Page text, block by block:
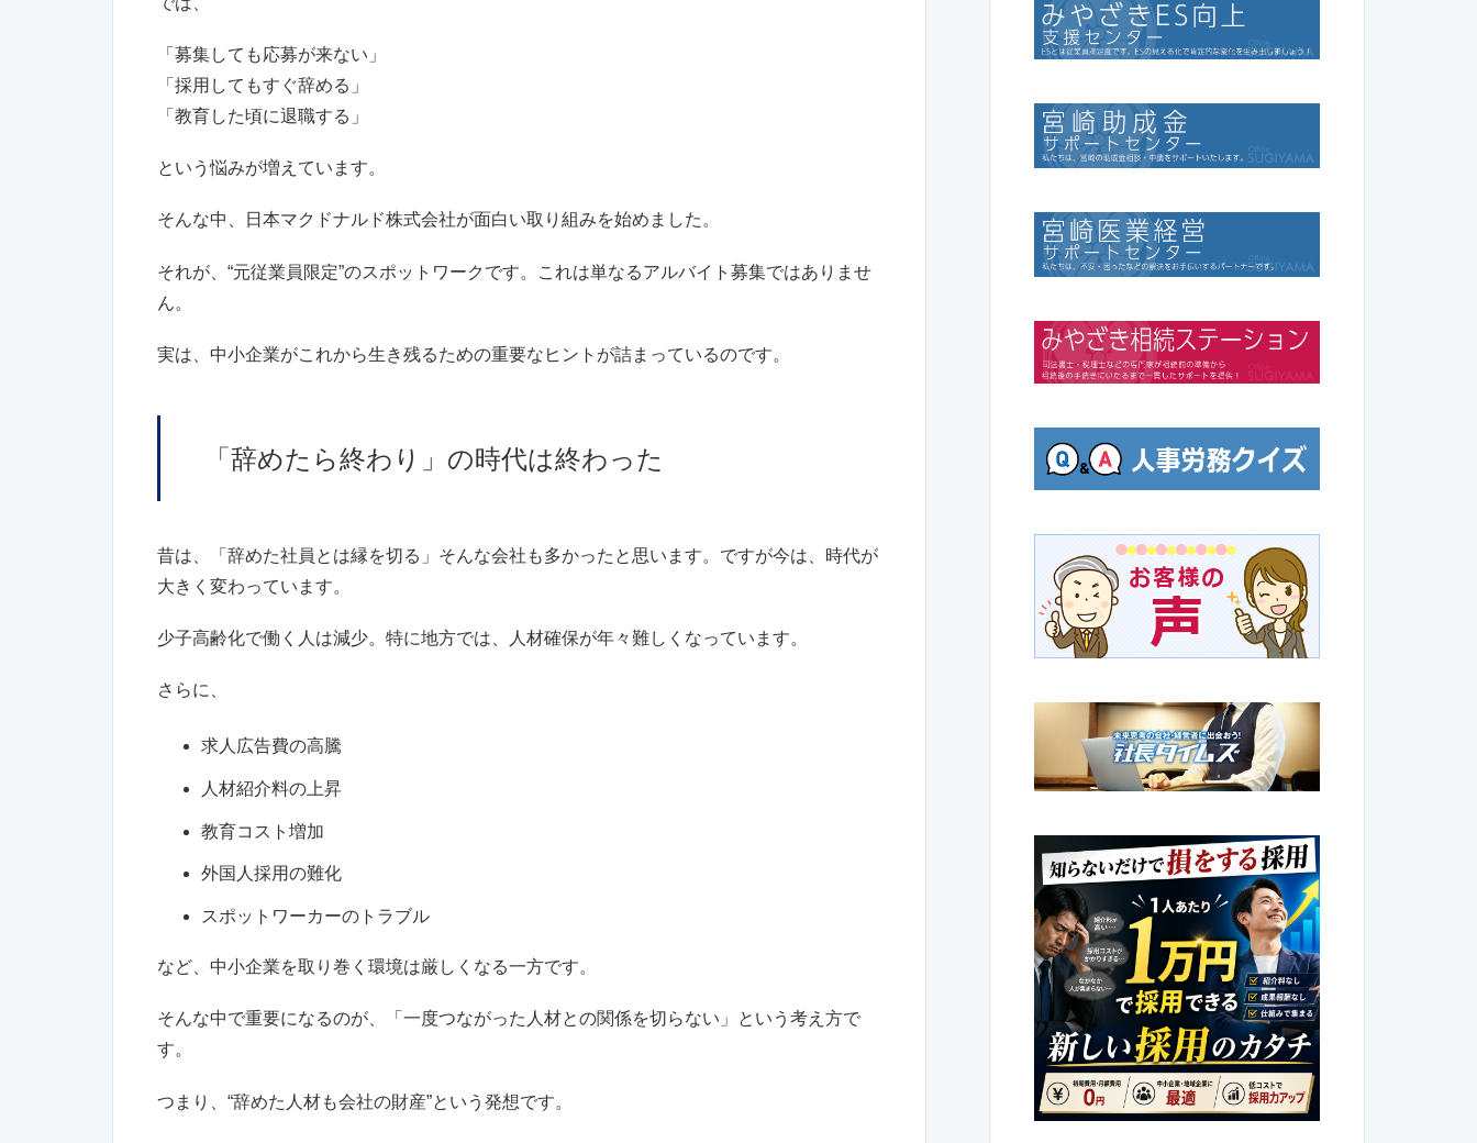
「募集しても応募が来ない」
「採用してもすぐ辞める」
「教育した頃に退職する」
という悩みが増えています。
そんな中、日本マクドナルド株式会社が面白い取り組みを始めました。
それが、“元従業員限定”のスポットワークです。これは単なるアルバイト募集ではありませ
ん。
実は、中小企業がこれから生き残るための重要なヒントが詰まっているのです。
「辞めたら終わり」の時代は終わった
昔は、「辞めた社員とは縁を切る」そんな会社も多かったと思います。ですが今は、時代が
大きく変わっています。
少子高齢化で働く人は減少。特に地方では、人材確保が年々難しくなっています。
さらに、
求人広告費の高騰
人材紹介料の上昇
教育コスト増加
外国人採用の難化
スポットワーカーのトラブル
など、中小企業を取り巻く環境は厳しくなる一方です。
そんな中で重要になるのが、「一度つながった人材との関係を切らない」という考え方で
す。
つまり、“辞めた人材も会社の財産”という発想です。